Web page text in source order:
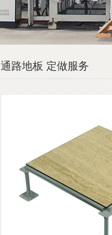
通路地板 定做服务